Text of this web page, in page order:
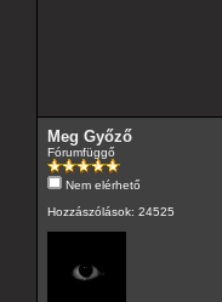
Meg Győző
Fórumfüggő
Nem elérhető
Hozzászólások: 24525